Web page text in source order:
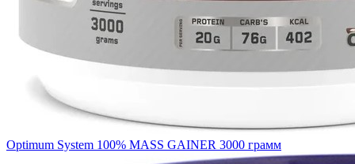
Optimum System 100% MASS GAINER 3000 грамм